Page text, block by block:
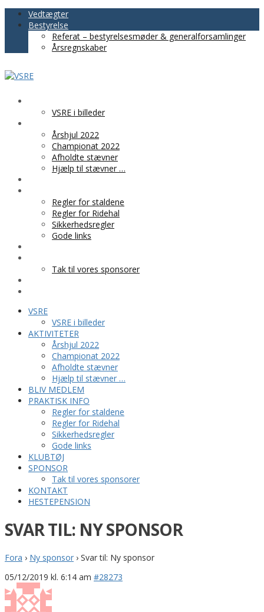
Vedtægter
Bestyrelse
Referat – bestyrelsesmøder & generalforsamlinger
Årsregnskaber
VSRE i billeder
Årshjul 2022
Championat 2022
Afholdte stævner
Hjælp til stævner …
Regler for staldene
Regler for Ridehal
Sikkerhedsregler
Gode links
Tak til vores sponsorer
VSRE
VSRE i billeder
AKTIVITETER
Årshjul 2022
Championat 2022
Afholdte stævner
Hjælp til stævner …
BLIV MEDLEM
PRAKTISK INFO
Regler for staldene
Regler for Ridehal
Sikkerhedsregler
Gode links
KLUBTØJ
SPONSOR
Tak til vores sponsorer
KONTAKT
HESTEPENSION
SVAR TIL: NY SPONSOR
Fora › Ny sponsor › Svar til: Ny sponsor
05/12/2019 kl. 6:14 am #28273